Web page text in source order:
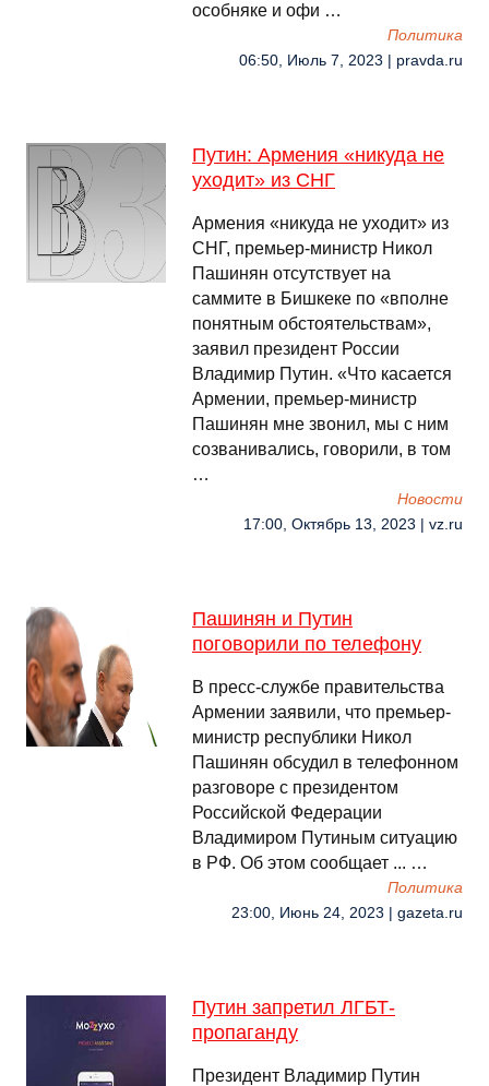
особняке и офи …
Политика
06:50, Июль 7, 2023 | pravda.ru
Путин: Армения «никуда не
уходит» из СНГ
Армения «никуда не уходит» из
СНГ, премьер-министр Никол
Пашинян отсутствует на
саммите в Бишкеке по «вполне
понятным обстоятельствам»,
заявил президент России
Владимир Путин. «Что касается
Армении, премьер-министр
Пашинян мне звонил, мы с ним
созванивались, говорили, в том
…
Новости
17:00, Октябрь 13, 2023 | vz.ru
Пашинян и Путин
поговорили по телефону
В пресс-службе правительства
Армении заявили, что премьер-
министр республики Никол
Пашинян обсудил в телефонном
разговоре с президентом
Российской Федерации
Владимиром Путиным ситуацию
в РФ. Об этом сообщает ... …
Политика
23:00, Июнь 24, 2023 | gazeta.ru
Путин запретил ЛГБТ-
пропаганду
Президент Владимир Путин